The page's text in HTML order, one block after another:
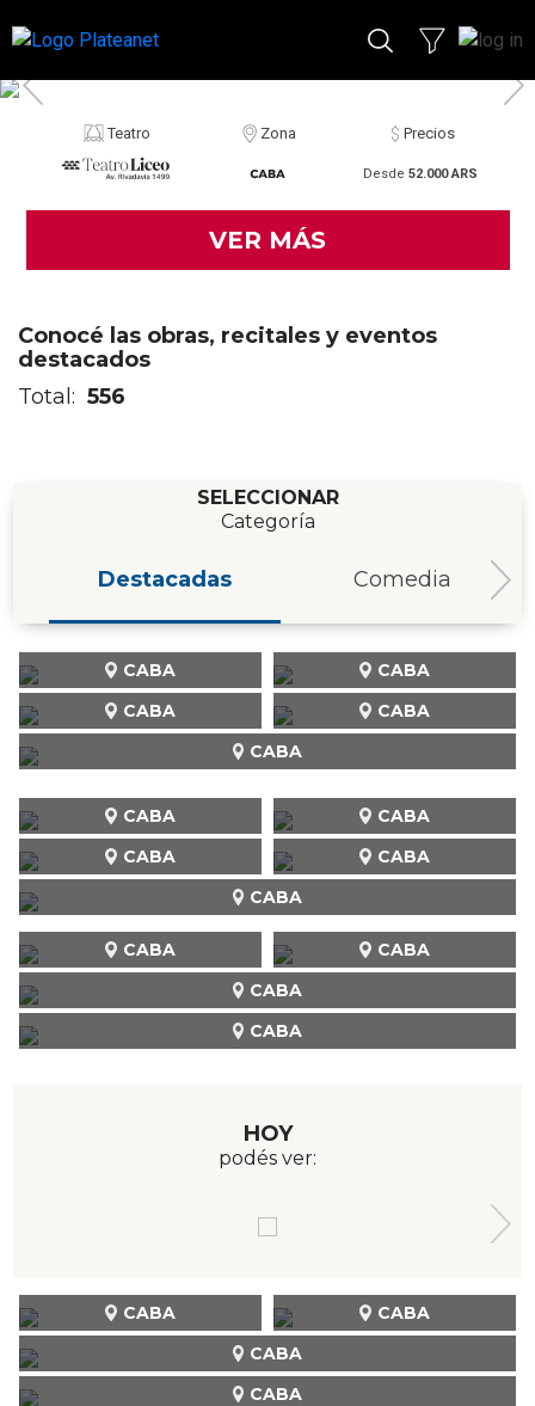
Teatro Zona Precios
Desde 52.000 ARS
VER MÁS
Conocé las obras, recitales y eventos
destacados
Total: 556
SELECCIONAR
Categoría
Destacadas Comedia
CABA
CABA
CABA
CABA
CABA
CABA CABA
CABA
CABA CABA
CABA
CABA CABA
CABA
HOY
podés ver:
CABA
CABA CABA
CABA